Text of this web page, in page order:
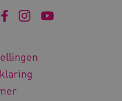
de LinkedIn pagina
Ga naar de Facebook
Ga naar de
Ga naar het